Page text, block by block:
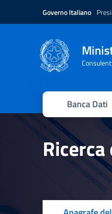
Governo Italiano
Banca Dati